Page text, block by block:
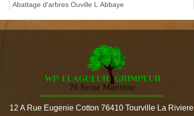
Abattage d'arbres Ouville L Abbaye
12 A Rue Eugenie Cotton 76410 Tourville La Riviere